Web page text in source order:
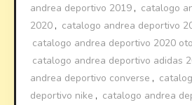
andrea deportivo 2019 , catalogo
2020 , catalogo andrea deportivo
catalogo andrea deportivo 2020
catalogo andrea deportivo adidas
andrea deportivo converse ,
deportivo nike , catalogo andrea